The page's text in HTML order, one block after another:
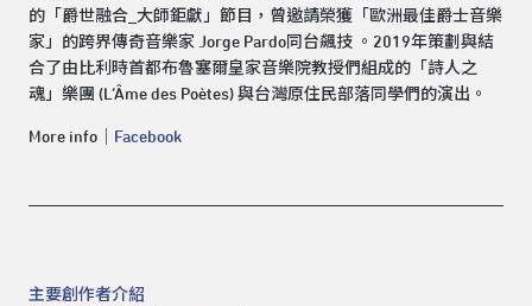
的「爵世融合_大師鉅獻」節目，曾邀請榮獲「歐洲最佳爵士音樂
家」的跨界傳奇音樂家 Jorge Pardo同台飆技 。2019年策劃與結
合了由比利時首都布魯塞爾皇家音樂院教授們組成的「詩人之
魂」樂團 (L’Âme des Poètes) 與台灣原住民部落同學們的演出。
More info｜ Facebook
主要創作者介紹